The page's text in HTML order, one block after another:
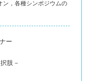
ン，各種シンポジウムの
ー
肢－